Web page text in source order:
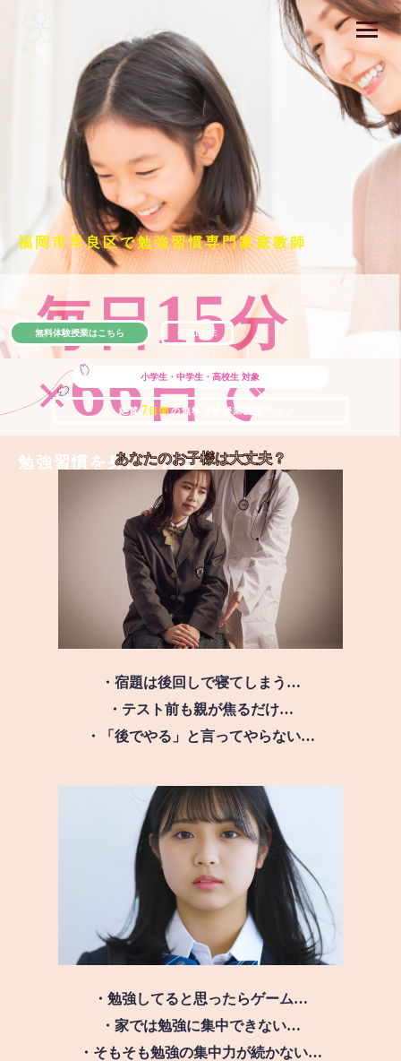
福岡市早良区で勉強習慣専門家庭教師
毎日15分
×66日で
勉強習慣を身につける
小学生・中学生・高校生 対象
＼ 絶賛 7 日間の無料体験授業実施中!! ／
無料体験授業はこちら 公式LINE
あなたのお子様は大丈夫？
・宿題は後回しで寝てしまう…
・テスト前も親が焦るだけ…
・「後でやる」と言ってやらない…
・勉強してると思ったらゲーム…
・家では勉強に集中できない…
・そもそも勉強の集中力が続かない…